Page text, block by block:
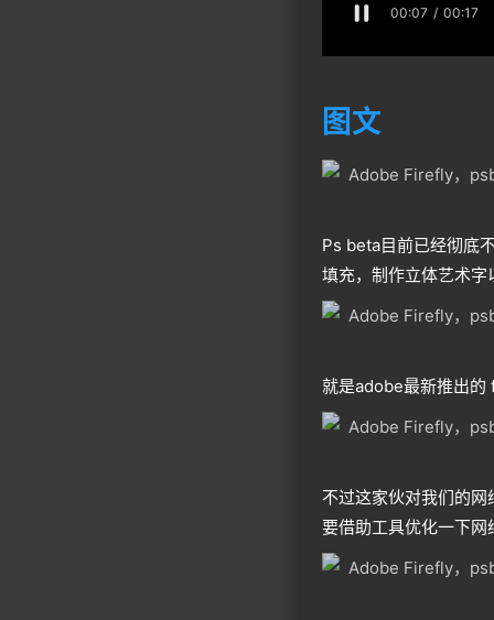
图文
Ps beta目前已经彻底
填充，制作立体艺术
就是adobe最新推出的
不过这家伙对我们的
要借助工具优化一下